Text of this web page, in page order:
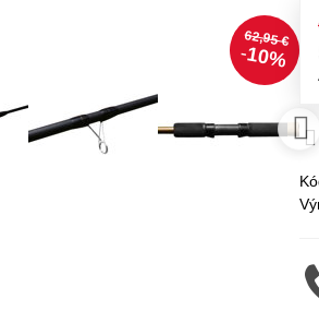
62,95 €
10%